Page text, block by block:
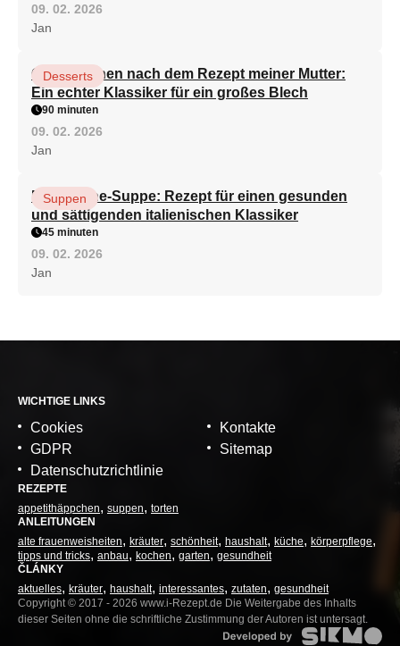
09. 02. 2026
Jan
Quarkkuchen nach dem Rezept meiner Mutter:
Ein echter Klassiker für ein großes Blech
Desserts
90 minuten
09. 02. 2026
Jan
Minestrone-Suppe: Rezept für einen gesunden
und sättigenden italienischen Klassiker
Suppen
45 minuten
09. 02. 2026
Jan
WICHTIGE LINKS
Cookies
GDPR
Datenschutzrichtlinie
Kontakte
Sitemap
REZEPTE
appetithäppchen
suppen
torten
ANLEITUNGEN
alte frauenweisheiten
kräuter schönheit haushalt küche
körperpflege
tipps und tricks anbau kochen garten
gesundheit
ČLÁNKY
aktuelles kräuter haushalt interessantes zutaten
gesundheit
Copyright © 2017 - 2026 www.i-Rezept.de Die Weitergabe des Inhalts
dieser Seiten ohne die schriftliche Zustimmung der Autoren ist untersagt.